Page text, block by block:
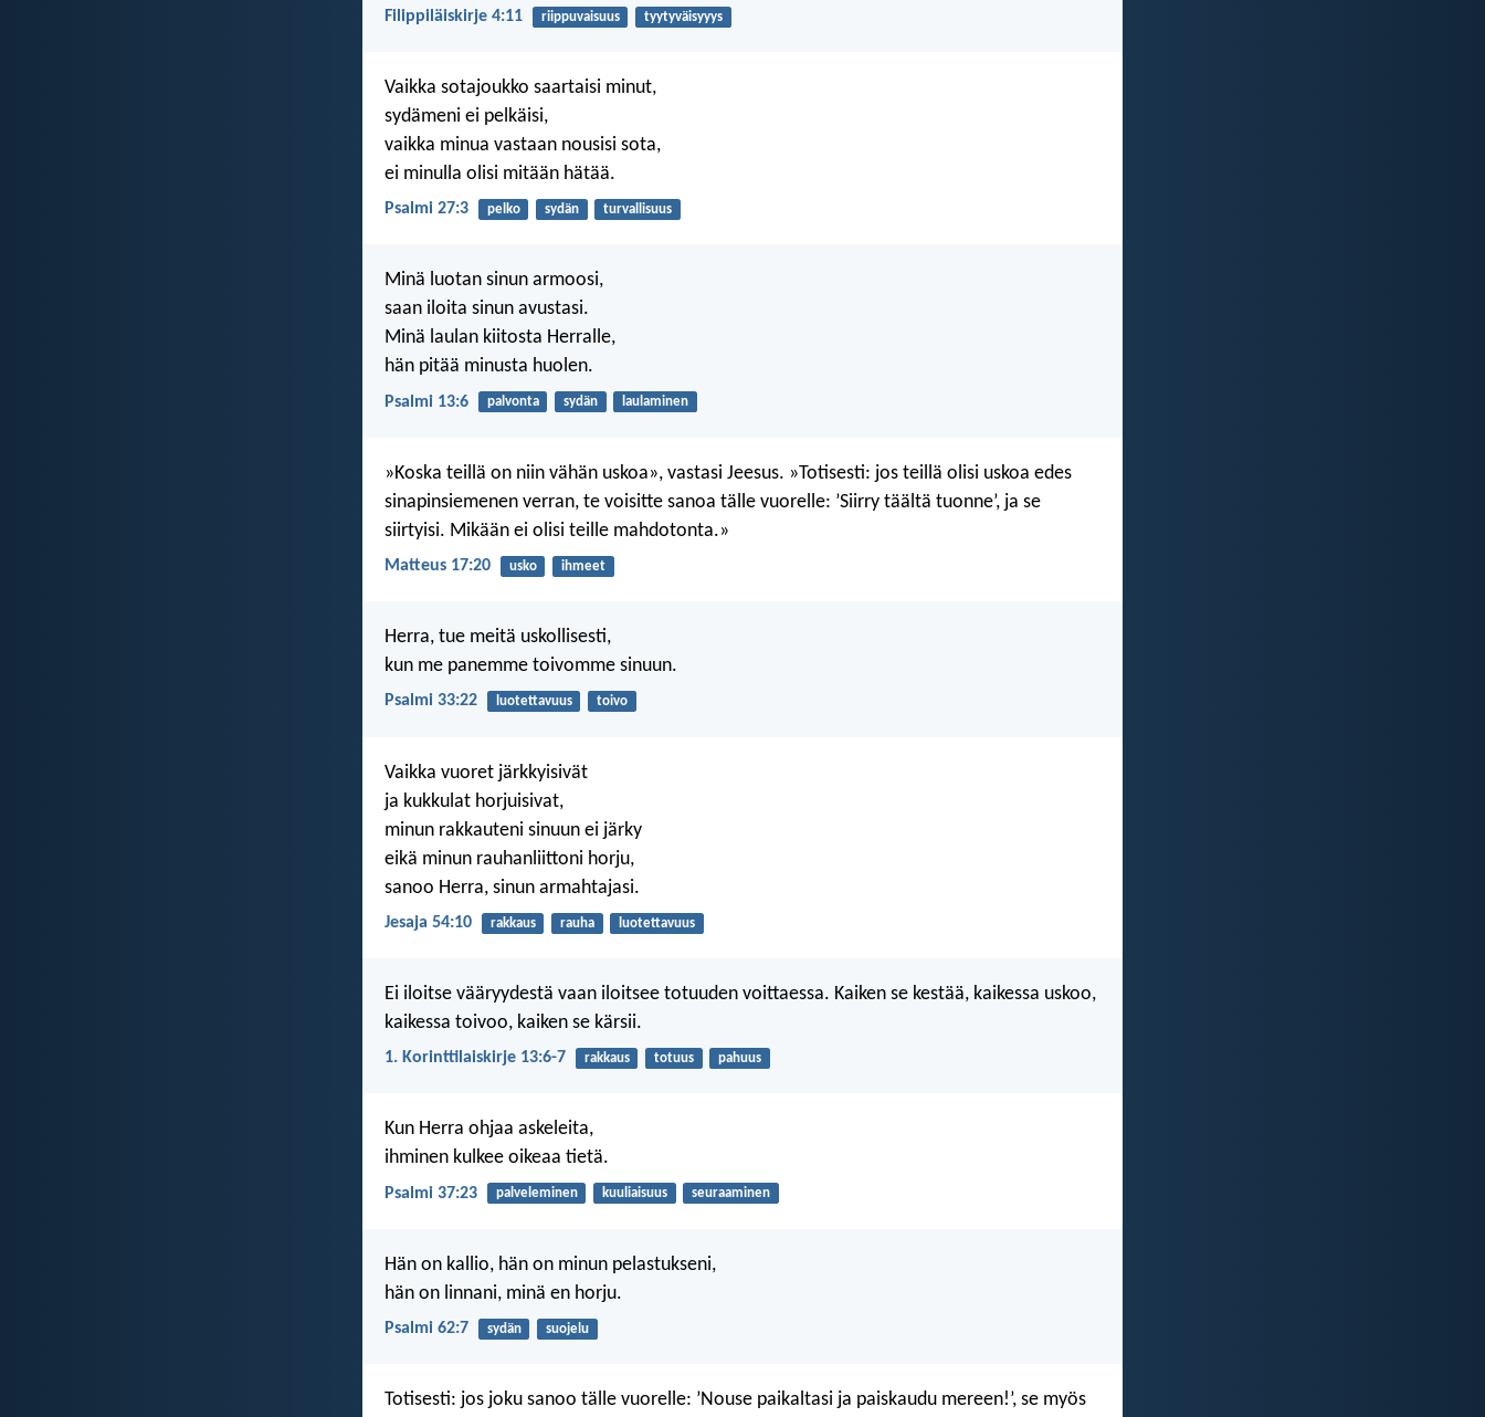
Filippiläiskirje 4:11 riippuvaisuus tyytyväisyyys
Vaikka sotajoukko saartaisi minut,
sydämeni ei pelkäisi,
vaikka minua vastaan nousisi sota,
ei minulla olisi mitään hätää.
Psalmi 27:3 pelko sydän turvallisuus
Minä luotan sinun armoosi,
saan iloita sinun avustasi.
Minä laulan kiitosta Herralle,
hän pitää minusta huolen.
Psalmi 13:6 palvonta sydän laulaminen
»Koska teillä on niin vähän uskoa», vastasi Jeesus. »Totisesti: jos teillä olisi uskoa edes
sinapinsiemenen verran, te voisitte sanoa tälle vuorelle: ’Siirry täältä tuonne’, ja se
siirtyisi. Mikään ei olisi teille mahdotonta.»
Matteus 17:20 usko ihmeet
Herra, tue meitä uskollisesti,
kun me panemme toivomme sinuun.
Psalmi 33:22 luotettavuus toivo
Vaikka vuoret järkkyisivät
ja kukkulat horjuisivat,
minun rakkauteni sinuun ei järky
eikä minun rauhanliittoni horju,
sanoo Herra, sinun armahtajasi.
Jesaja 54:10 rakkaus rauha luotettavuus
Ei iloitse vääryydestä vaan iloitsee totuuden voittaessa. Kaiken se kestää, kaikessa uskoo,
kaikessa toivoo, kaiken se kärsii.
1. Korinttilaiskirje 13:6-7 rakkaus totuus pahuus
Kun Herra ohjaa askeleita,
ihminen kulkee oikeaa tietä.
Psalmi 37:23 palveleminen kuuliaisuus seuraaminen
Hän on kallio, hän on minun pelastukseni,
hän on linnani, minä en horju.
Psalmi 62:7 sydän suojelu
Totisesti: jos joku sanoo tälle vuorelle: ’Nouse paikaltasi ja paiskaudu mereen!’, se myös